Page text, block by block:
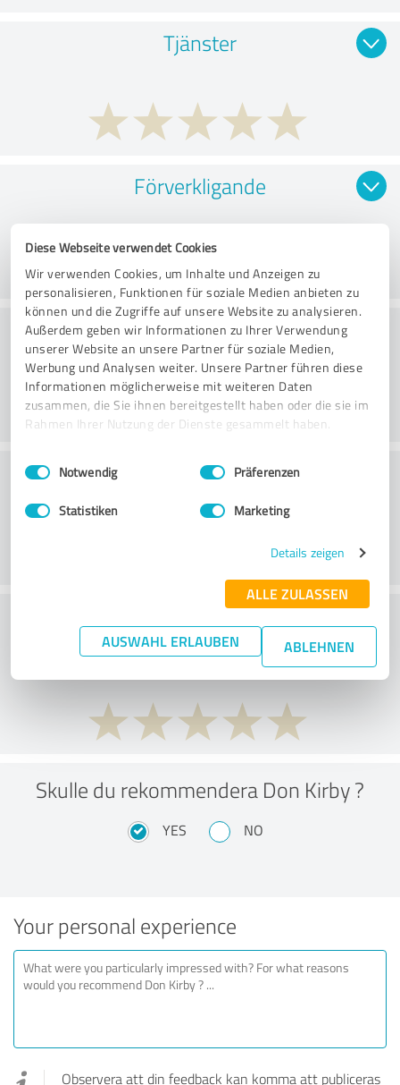
Diese Webseite verwendet Cookies
Wir verwenden Cookies, um Inhalte und Anzeigen zu
personalisieren, Funktionen für soziale Medien anbieten zu
können und die Zugriffe auf unsere Website zu analysieren.
Außerdem geben wir Informationen zu Ihrer Verwendung
unserer Website an unsere Partner für soziale Medien,
Werbung und Analysen weiter. Unsere Partner führen diese
Informationen möglicherweise mit weiteren Daten
zusammen, die Sie ihnen bereitgestellt haben oder die sie im
Rahmen Ihrer Nutzung der Dienste gesammelt haben.
Impressum Datenschutzbestimmungen
Einwilligungsauswahl
Notwendig Präferenzen
Statistiken Marketing
Details zeigen
ALLE ZULASSEN
AUSWAHL ERLAUBEN ABLEHNEN
Tjänster
Förverkligande
Rådgivning
Kundservice
What do you think of the price to
performance ratio?
Skulle du rekommendera Don Kirby ?
YES NO
Your personal experience
Observera att din feedback kan komma att publiceras